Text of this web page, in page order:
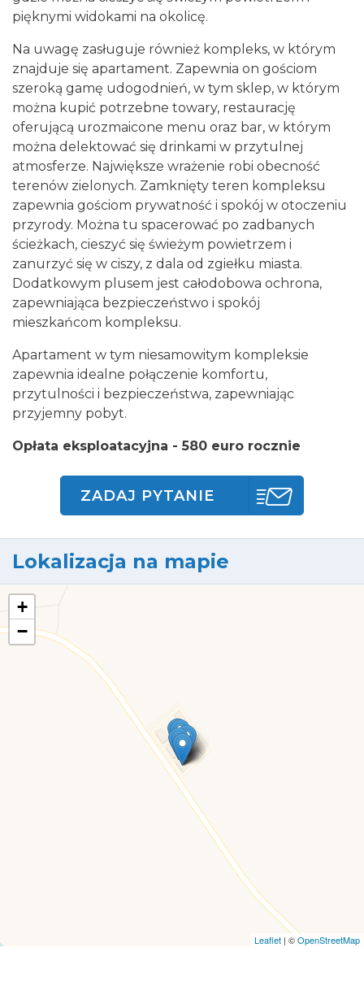
pięknymi widokami na okolicę.
Na uwagę zasługuje również kompleks, w którym
znajduje się apartament. Zapewnia on gościom
szeroką gamę udogodnień, w tym sklep, w którym
można kupić potrzebne towary, restaurację
oferującą urozmaicone menu oraz bar, w którym
można delektować się drinkami w przytulnej
atmosferze. Największe wrażenie robi obecność
terenów zielonych. Zamknięty teren kompleksu
zapewnia gościom prywatność i spokój w otoczeniu
przyrody. Można tu spacerować po zadbanych
ścieżkach, cieszyć się świeżym powietrzem i
zanurzyć się w ciszy, z dala od zgiełku miasta.
Dodatkowym plusem jest całodobowa ochrona,
zapewniająca bezpieczeństwo i spokój
mieszkańcom kompleksu.
Apartament w tym niesamowitym kompleksie
zapewnia idealne połączenie komfortu,
przytulności i bezpieczeństwa, zapewniając
przyjemny pobyt.
Opłata eksploatacyjna - 580 euro rocznie
ZADAJ PYTANIE
Lokalizacja na mapie
+
−
Leaflet | ©OpenStreetMap